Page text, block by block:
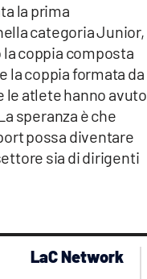
la prima
categoria Junior,
coppia composta
la coppia formata da
le atlete hanno avuto
speranza è che
possa diventare
sia di dirigenti
LaC Network